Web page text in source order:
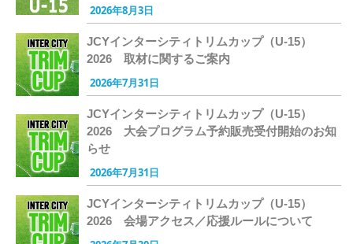
2026年8月3日
JCYインターシティトリムカップ（U-15）
2026 取材に関するご案内
2026年7月31日
JCYインターシティトリムカップ（U-15）
2026 大会プログラム予約販売受付開始のお知
らせ
2026年7月31日
JCYインターシティトリムカップ（U-15）
2026 会場アクセス／応援ルールについて